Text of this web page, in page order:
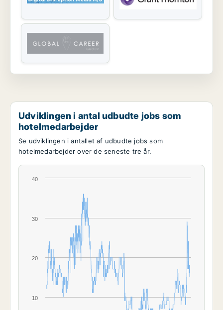
Udviklingen i antal udbudte jobs som
hotelmedarbejder
Se udviklingen i antallet af udbudte jobs som
hotelmedarbejder over de seneste tre år.
10
20
30
40